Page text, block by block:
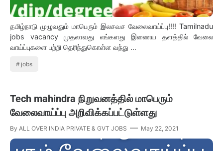
தமிழ்நாடு முழுவதும் மாபெரும் இலசவச வேலைவாய்ப்பு!!!! Tamilnadu
jobs vacancy முதலாவது எங்களது இணைய தளத்தில் வேலை
வாய்ப்புகளை பற்றி தெரிந்துகொள்ள வந்து …
jobs
Tech mahindra நிறுவனத்தில் மாபெரும்
வேலைவாய்ப்பு அறிவிக்கப்பட்டுள்ளது
By ALL OVER INDIA PRIVATE & GVT JOBS May 22, 2021